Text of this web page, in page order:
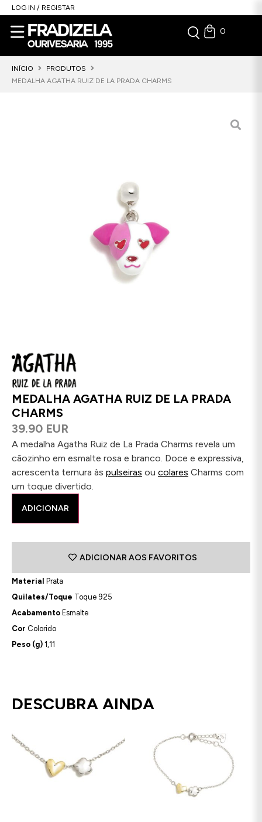
LOG IN / REGISTAR
0
INÍCIO
PRODUTOS
MEDALHA AGATHA RUIZ DE LA PRADA CHARMS
MEDALHA AGATHA RUIZ DE LA PRADA
CHARMS
39.90 EUR
A medalha Agatha Ruiz de La Prada Charms revela um
cãozinho em esmalte rosa e branco. Doce e expressiva,
acrescenta ternura às pulseiras ou colares Charms com
um toque divertido.
ADICIONAR
ADICIONAR AOS FAVORITOS
Material
Prata
Quilates/Toque Toque 925
Acabamento Esmalte
Cor Colorido
Peso (g) 1,11
DESCUBRA AINDA